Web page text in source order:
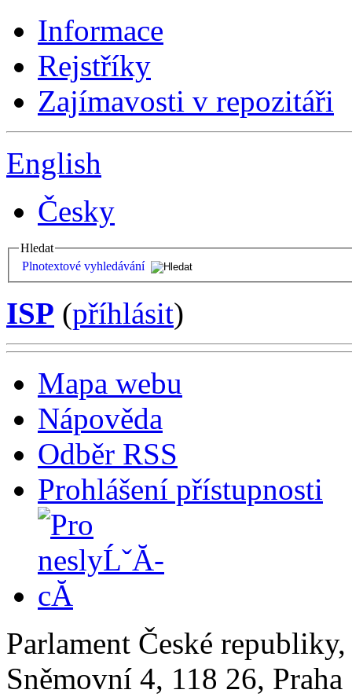
Informace
Rejstříky
Zajímavosti v repozitáři
English
Česky
Hledat
Plnotextové vyhledávání
ISP (příhlásit)
Mapa webu
Nápověda
Odběr RSS
Prohlášení přístupnosti
Parlament České
Sněmovní 4, 118 26,